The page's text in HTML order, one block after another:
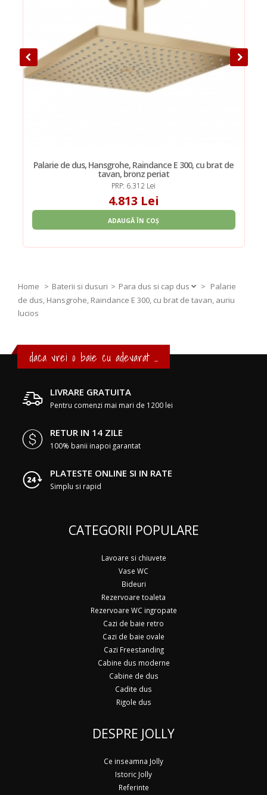
Palarie de dus, Hansgrohe, Raindance E 300, cu brat de
tavan, bronz periat
PRP: 6.312 Lei
4.813 Lei
ADAUGĂ ÎN COȘ
Home Baterii si dusuri Para dus si cap dus > Palarie
de dus, Hansgrohe, Raindance E 300, cu brat de tavan, auriu
lucios
daca vrei o baie cu adevarat ...
LIVRARE GRATUITA
Pentru comenzi mai mari de 1200 lei
RETUR IN 14 ZILE
100% banii inapoi garantat
PLATESTE ONLINE SI IN RATE
Simplu si rapid
CATEGORII POPULARE
Lavoare si chiuvete
Vase WC
Bideuri
Rezervoare toaleta
Rezervoare WC ingropate
Cazi de baie retro
Cazi de baie ovale
Cazi Freestanding
Cabine dus moderne
Cabine de dus
Cadite dus
Rigole dus
DESPRE JOLLY
Ce inseamna Jolly
Istoric Jolly
Referinte